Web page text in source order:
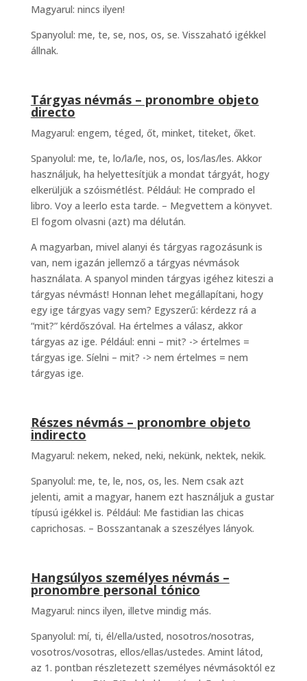
Magyarul: nincs ilyen!
Spanyolul: me, te, se, nos, os, se. Visszaható igékkel
állnak.
Tárgyas névmás – pronombre objeto
directo
Magyarul: engem, téged, őt, minket, titeket, őket.
Spanyolul: me, te, lo/la/le, nos, os, los/las/les. Akkor
használjuk, ha helyettesítjük a mondat tárgyát, hogy
elkerüljük a szóismétlést. Például: He comprado el
libro. Voy a leerlo esta tarde. – Megvettem a könyvet.
El fogom olvasni (azt) ma délután.
A magyarban, mivel alanyi és tárgyas ragozásunk is
van, nem igazán jellemző a tárgyas névmások
használata. A spanyol minden tárgyas igéhez kiteszi a
tárgyas névmást! Honnan lehet megállapítani, hogy
egy ige tárgyas vagy sem? Egyszerű: kérdezz rá a
“mit?” kérdőszóval. Ha értelmes a válasz, akkor
tárgyas az ige. Például: enni – mit? -> értelmes =
tárgyas ige. Síelni – mit? -> nem értelmes = nem
tárgyas ige.
Részes névmás – pronombre objeto
indirecto
Magyarul: nekem, neked, neki, nekünk, nektek, nekik.
Spanyolul: me, te, le, nos, os, les. Nem csak azt
jelenti, amit a magyar, hanem ezt használjuk a gustar
típusú igékkel is. Például: Me fastidian las chicas
caprichosas. – Bosszantanak a szeszélyes lányok.
Hangsúlyos személyes névmás –
pronombre personal tónico
Magyarul: nincs ilyen, illetve mindig más.
Spanyolul: mí, ti, él/ella/usted, nosotros/nosotras,
vosotros/vosotras, ellos/ellas/ustedes. Amint látod,
az 1. pontban részletezett személyes névmásoktól ez